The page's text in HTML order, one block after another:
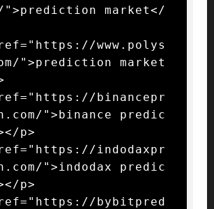
">prediction market</
www.polys
">prediction market
binancepr
">binance predic
p>
indodaxpr
">indodax predic
p>
bybitpred